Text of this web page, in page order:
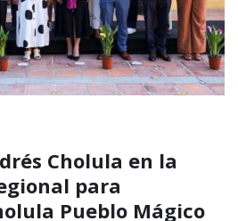
Cholula en la
para
Pueblo Mágico